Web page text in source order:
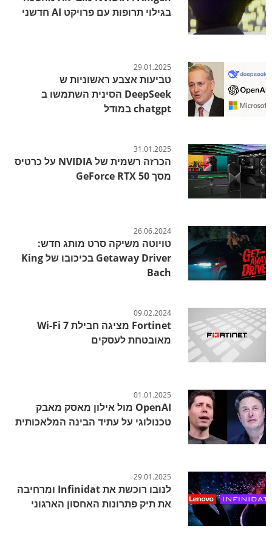
בגילוי תרופות עם פרויקט AI חדשני
29.01.2025
טביעות אצבע ראשוניות ש
DeepSeek הסינית השתמשו ב
chatgpt במודל
31.01.2025
הכרזה רשמית של NVIDIA על כרטיס
מסך GeForce RTX 50
26.06.2024
טויוטה משיקה סרט מותג חדש:
Getaway Driver בכיכובו של King
Bach
09.02.2024
Fortinet מציגה חבילת Wi-Fi 7
מאובטחת לעסקים
01.01.2025
OpenAI מול אילון מאסק מאבק
טכנולוגי על עתיד הבינה המלאכותית
29.01.2025
לנובו רוכשת את Infinidat ומרחיבה
את תיק פתרונות האחסון הארגוני